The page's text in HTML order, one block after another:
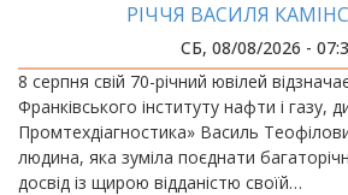
РІЧЧЯ ВАСИЛЯ
СБ, 08/08/2026 -
8 серпня свій 70-річний ювілей
Франківського інституту нафти і
Промтехдіагностика» Василь
людина, яка зуміла поєднати
досвід із щирою відданістю своїй…